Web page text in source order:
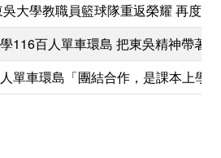
大學教職員籃球隊重返榮耀 再度
116百人單車環島 把東吳精神帶著走
單車環島「團結合作，是課本上學